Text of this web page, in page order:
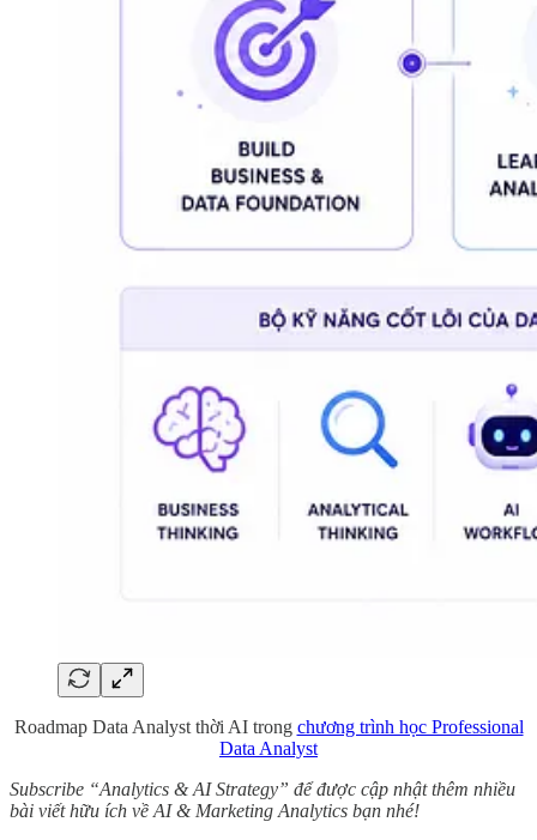
Roadmap Data Analyst thời AI trong chương trình học Professional
Data Analyst
Subscribe “Analytics & AI Strategy” để được cập nhật thêm nhiều
bài viết hữu ích về AI & Marketing Analytics bạn nhé!